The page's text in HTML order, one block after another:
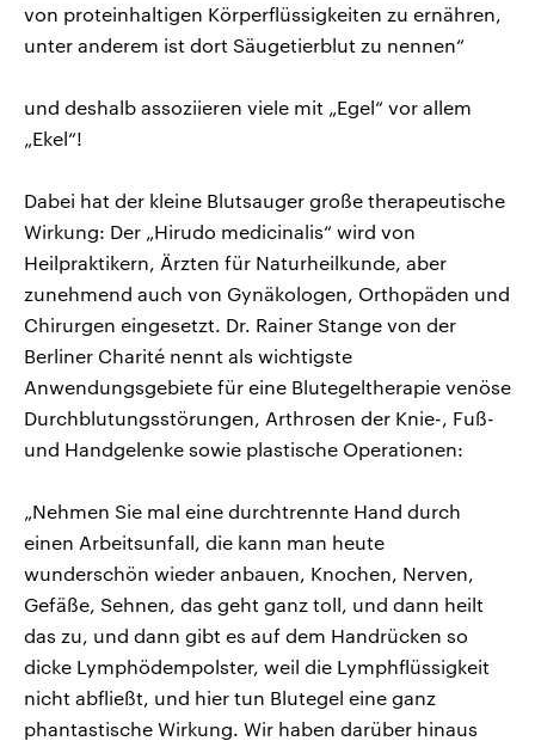
von proteinhaltigen Körperflüssigkeiten zu ernähren,
unter anderem ist dort Säugetierblut zu nennen“
und deshalb assoziieren viele mit „Egel“ vor allem
„Ekel“!
Dabei hat der kleine Blutsauger große therapeutische
Wirkung: Der „Hirudo medicinalis“ wird von
Heilpraktikern, Ärzten für Naturheilkunde, aber
zunehmend auch von Gynäkologen, Orthopäden und
Chirurgen eingesetzt. Dr. Rainer Stange von der
Berliner Charité nennt als wichtigste
Anwendungsgebiete für eine Blutegeltherapie venöse
Durchblutungsstörungen, Arthrosen der Knie-, Fuß-
und Handgelenke sowie plastische Operationen:
„Nehmen Sie mal eine durchtrennte Hand durch
einen Arbeitsunfall, die kann man heute
wunderschön wieder anbauen, Knochen, Nerven,
Gefäße, Sehnen, das geht ganz toll, und dann heilt
das zu, und dann gibt es auf dem Handrücken so
dicke Lymphödempolster, weil die Lymphflüssigkeit
nicht abfließt, und hier tun Blutegel eine ganz
phantastische Wirkung. Wir haben darüber hinaus